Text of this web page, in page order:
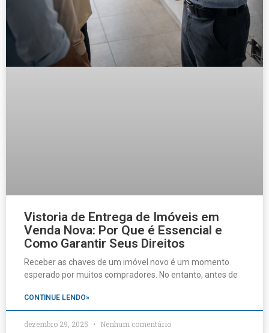
Vistoria de Entrega de Imóveis em
Venda Nova: Por Que é Essencial e
Como Garantir Seus Direitos
Receber as chaves de um imóvel novo é um momento
esperado por muitos compradores. No entanto, antes de
CONTINUE LENDO»
dezembro 29, 2025 Nenhum comentário